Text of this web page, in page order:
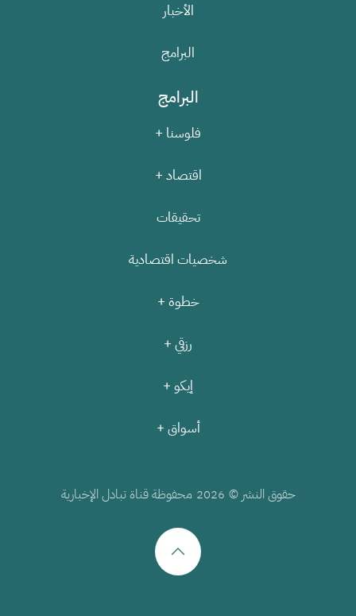
الأخبار
البرامج
البرامج
فلوسنا +
اقتصاد +
تحقيقات
شخصيات اقتصادية
خطوة +
رزقي +
إيكو +
أسواق +
حقوق النشر © 2026 محفوظة قناة تبادل الإخبارية